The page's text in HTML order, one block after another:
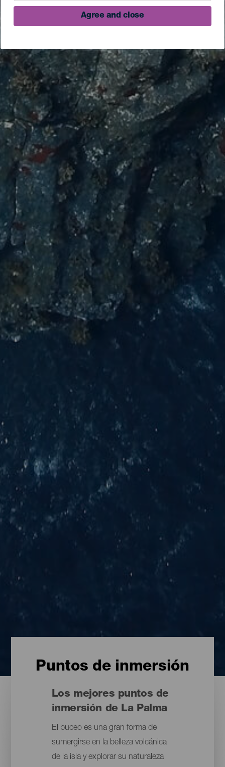
Agree and close
Puntos de inmersión
Los mejores puntos de
inmersión de La Palma
El buceo es una gran forma de
sumergirse en la belleza volcánica
de la isla y explorar su naturaleza